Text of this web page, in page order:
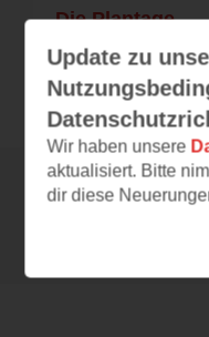
Die Plantage
Antonia Lorimer
fast alles verloren.
erschossen,...
Alle 53
Update zu
Wir haben unsere
aktualisiert. Bitte
dir diese